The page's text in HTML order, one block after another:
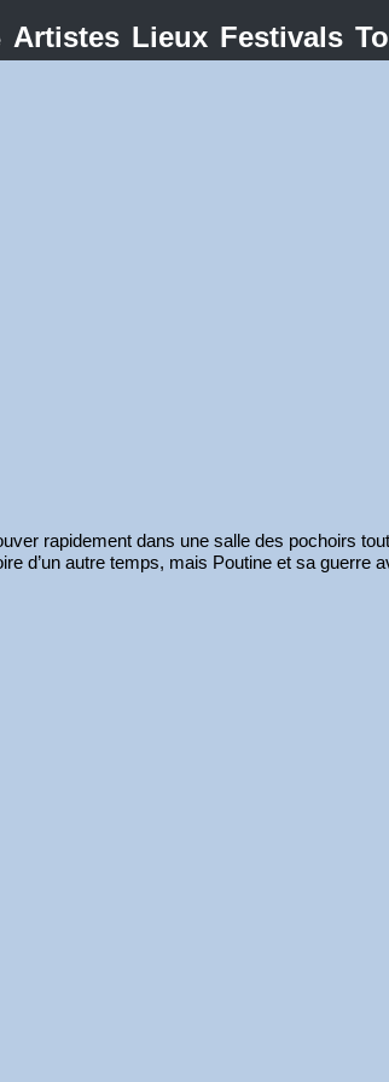
Artistes Lieux Festivals
rapidement dans une salle des pochoirs
d’un autre temps, mais Poutine et sa guerre